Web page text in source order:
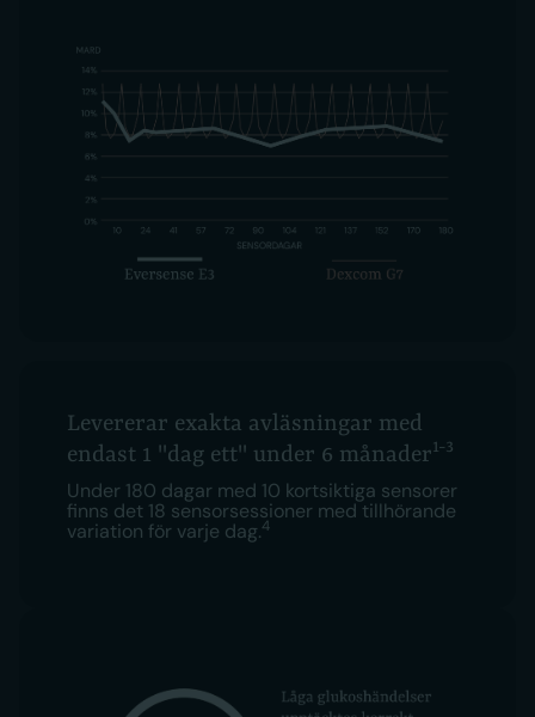
Levererar exakta avläsningar med
endast 1 "dag ett" under 6 månader1-3
Under 180 dagar med 10 kortsiktiga sensorer
finns det 18 sensorsessioner med tillhörande
variation för varje dag.4